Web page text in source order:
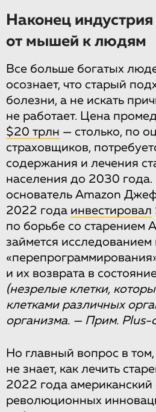
Наконец
от мышей к людям
Все больше богатых
осознает, что старый
болезни, а не искать
не работает. Цена
$20 трлн — столько, по
страховщиков,
содержания и лечения
населения до 2030
основатель Amazon
2022 года инвестировал
по борьбе со старением
займется исследованием
и их возврата в
(незрелые клетки,
клетками различных
организма. — Прим. Plus-
Но главный вопрос в том,
не знает, как лечить
2022 года
революционных